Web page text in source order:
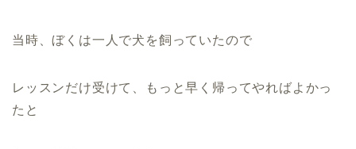
当時、ぼくは一人で犬を飼っていたので
レッスンだけ受けて、もっと早く帰ってやればよかっ
たと